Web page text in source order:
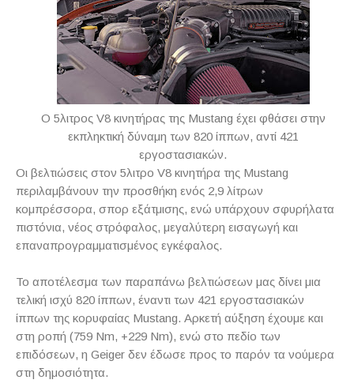
O 5λιτρος V8 κινητήρας της Mustang έχει φθάσει στην
εκπληκτική δύναμη των 820 ίππων, αντί 421
εργοστασιακών.
Οι βελτιώσεις στον 5λιτρο V8 κινητήρα της Mustang
περιλαμβάνουν την προσθήκη ενός 2,9 λίτρων
κομπρέσσορα, σπορ εξάτμισης, ενώ υπάρχουν σφυρήλατα
πιστόνια, νέος στρόφαλος, μεγαλύτερη εισαγωγή και
επαναπρογραμματισμένος εγκέφαλος.
Το αποτέλεσμα των παραπάνω βελτιώσεων μας δίνει μια
τελική ισχύ 820 ίππων, έναντι των 421 εργοστασιακών
ίππων της κορυφαίας Mustang. Αρκετή αύξηση έχουμε και
στη ροπή (759 Nm, +229 Nm), ενώ στο πεδίο των
επιδόσεων, η Geiger δεν έδωσε προς το παρόν τα νούμερα
στη δημοσιότητα.